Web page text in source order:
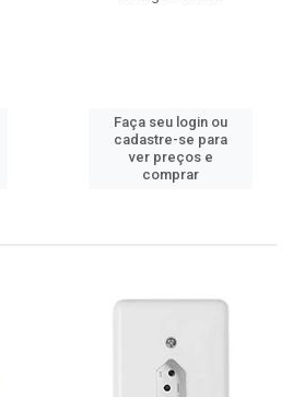
Faça seu login ou
cadastre-se para
ver preços e
comprar